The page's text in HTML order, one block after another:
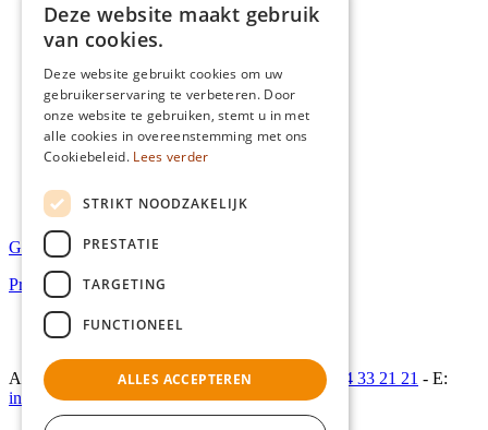
Mifid-gedragsregels
Algemene polisvoorwaarden
Verzekeringen particulier
Ons aanbod
Documenten
Nuttige links
Verzekeringen KMO / Zelfstandige
Ons aanbod
Contact
Gebruiksvoorwaarden
Privacyverklaring
Gebruiksvoorwaarden
Privacyverklaring
Aalstersesteenweg 195 - 9400 Ninove - T:
+32 54 33 21 21 - E:
info@gillisnv.be
Deze website maakt gebruik
van cookies.
Deze website gebruikt cookies om uw
gebruikerservaring te verbeteren. Door
onze website te gebruiken, stemt u in met
alle cookies in overeenstemming met ons
Cookiebeleid. Lees verder
STRIKT NOODZAKELIJK
PRESTATIE
TARGETING
FUNCTIONEEL
ALLES ACCEPTEREN